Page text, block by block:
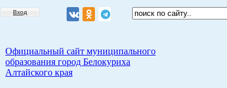
Вход
Официальный сайт муниципального
образования город Белокуриха
Алтайского края